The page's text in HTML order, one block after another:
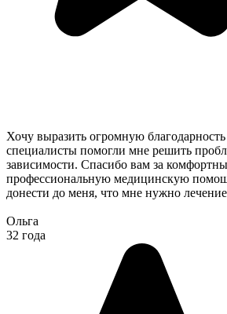
Хочу выразить огромную
специалисты помогли мне решить
зависимости. Спасибо вам за
профессиональную медицинскую
донести до меня, что мне нужно
Ольга
32 года